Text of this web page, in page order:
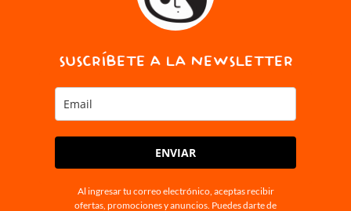
SUSCRÍBETE A LA NEWSLETTER
ENVIAR
Al ingresar tu correo electrónico, aceptas recibir
ofertas, promociones y anuncios. Puedes darte de